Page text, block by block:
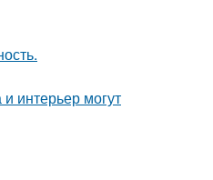
интерьер могут